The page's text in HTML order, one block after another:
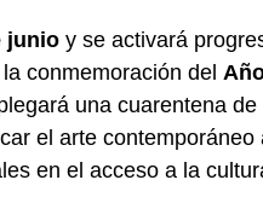
junio y se activará
conmemoración del
una cuarentena
el arte
en el acceso a la